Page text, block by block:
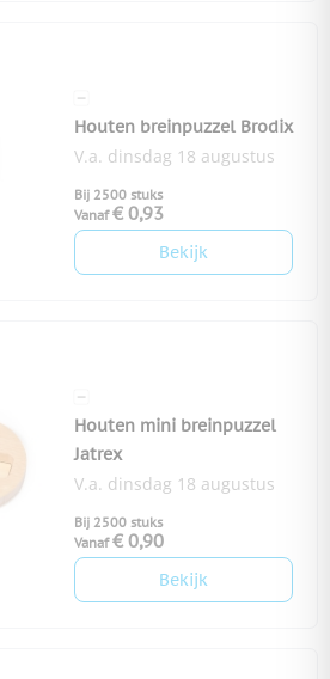
Houten breinpuzzel Brodix
V.a. dinsdag 18 augustus
Bij 2500 stuks
Vanaf € 0,93
Bekijk
Houten mini breinpuzzel
Jatrex
V.a. dinsdag 18 augustus
Bij 2500 stuks
Vanaf € 0,90
Bekijk